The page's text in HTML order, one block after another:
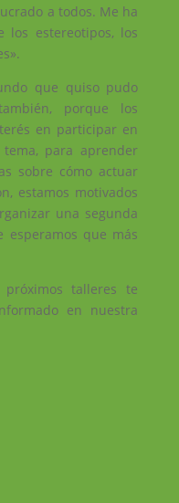
a todos. Me ha
los estereotipos, los
que quiso pudo
porque los
en participar en
para aprender
sobre cómo actuar
estamos motivados
una segunda
que más
talleres te
en nuestra